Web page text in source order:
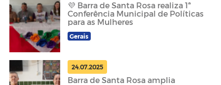
💜 Barra de Santa Rosa realiza 1ª
Conferência Municipal de Políticas
para as Mulheres
Gerais
24.07.2025
Barra de Santa Rosa amplia